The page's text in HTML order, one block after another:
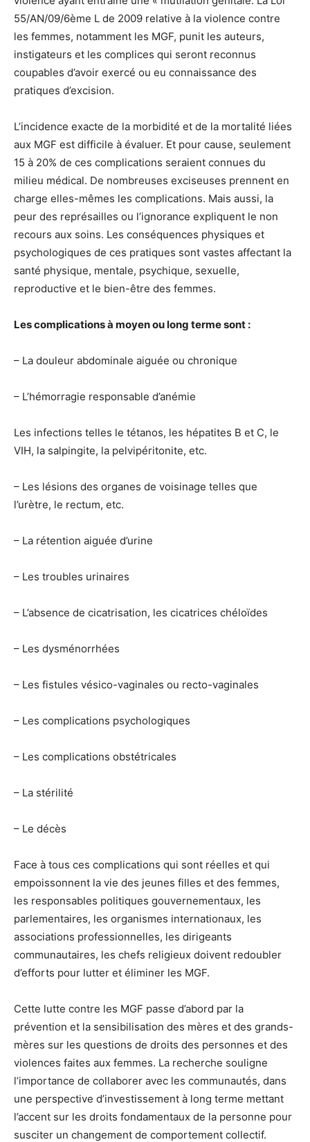
55/AN/09/6ème L de 2009 relative à la violence contre
les femmes, notamment les MGF, punit les auteurs,
instigateurs et les complices qui seront reconnus
coupables d’avoir exercé ou eu connaissance des
pratiques d’excision.
L’incidence exacte de la morbidité et de la mortalité liées
aux MGF est difficile à évaluer. Et pour cause, seulement
15 à 20% de ces complications seraient connues du
milieu médical. De nombreuses exciseuses prennent en
charge elles-mêmes les complications. Mais aussi, la
peur des représailles ou l’ignorance expliquent le non
recours aux soins. Les conséquences physiques et
psychologiques de ces pratiques sont vastes affectant la
santé physique, mentale, psychique, sexuelle,
reproductive et le bien-être des femmes.
Les complications à moyen ou long terme sont :
– La douleur abdominale aiguée ou chronique
– L’hémorragie responsable d’anémie
Les infections telles le tétanos, les hépatites B et C, le
VIH, la salpingite, la pelvipéritonite, etc.
– Les lésions des organes de voisinage telles que
l’urètre, le rectum, etc.
– La rétention aiguée d’urine
– Les troubles urinaires
– L’absence de cicatrisation, les cicatrices chéloïdes
– Les dysménorrhées
– Les fistules vésico-vaginales ou recto-vaginales
– Les complications psychologiques
– Les complications obstétricales
– La stérilité
– Le décès
Face à tous ces complications qui sont réelles et qui
empoissonnent la vie des jeunes filles et des femmes,
les responsables politiques gouvernementaux, les
parlementaires, les organismes internationaux, les
associations professionnelles, les dirigeants
communautaires, les chefs religieux doivent redoubler
d’efforts pour lutter et éliminer les MGF.
Cette lutte contre les MGF passe d’abord par la
prévention et la sensibilisation des mères et des grands-
mères sur les questions de droits des personnes et des
violences faites aux femmes. La recherche souligne
l’importance de collaborer avec les communautés, dans
une perspective d’investissement à long terme mettant
l’accent sur les droits fondamentaux de la personne pour
susciter un changement de comportement collectif.